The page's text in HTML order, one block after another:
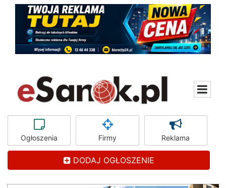
Ogłoszenia Firmy Reklama
DODAJ OGŁOSZENIE